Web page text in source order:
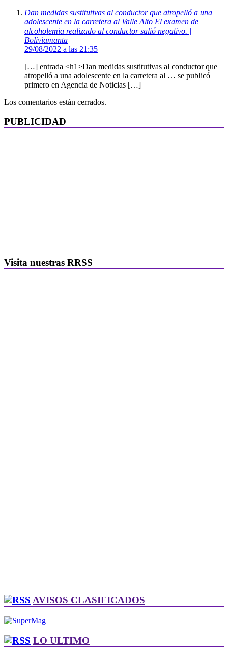
Dan medidas sustitutivas al conductor que atropelló a una
adolescente en la carretera al Valle Alto El examen de
alcoholemia realizado al conductor salió negativo. |
Boliviamanta
29/08/2022 a las 21:35
[…] entrada <h1>Dan medidas sustitutivas al conductor que
atropelló a una adolescente en la carretera al … se publicó
primero en Agencia de Noticias […]
Los comentarios están cerrados.
PUBLICIDAD
Visita nuestras RRSS
AVISOS CLASIFICADOS
LO ULTIMO